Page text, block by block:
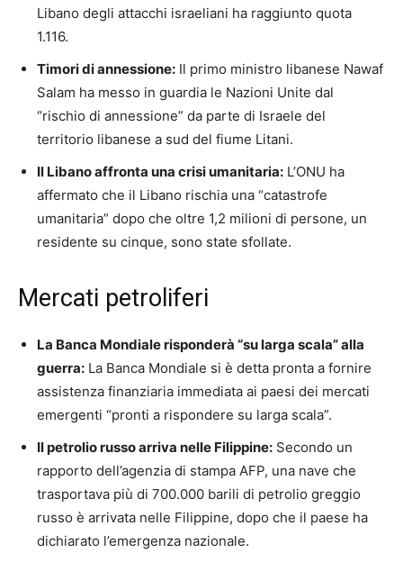
Libano degli attacchi israeliani ha raggiunto quota
1.116.
Timori di annessione: Il primo ministro libanese Nawaf
Salam ha messo in guardia le Nazioni Unite dal
“rischio di annessione” da parte di Israele del
territorio libanese a sud del fiume Litani.
Il Libano affronta una crisi umanitaria: L’ONU ha
affermato che il Libano rischia una “catastrofe
umanitaria” dopo che oltre 1,2 milioni di persone, un
residente su cinque, sono state sfollate.
Mercati petroliferi
La Banca Mondiale risponderà “su larga scala” alla
guerra: La Banca Mondiale si è detta pronta a fornire
assistenza finanziaria immediata ai paesi dei mercati
emergenti “pronti a rispondere su larga scala”.
Il petrolio russo arriva nelle Filippine: Secondo un
rapporto dell’agenzia di stampa AFP, una nave che
trasportava più di 700.000 barili di petrolio greggio
russo è arrivata nelle Filippine, dopo che il paese ha
dichiarato l’emergenza nazionale.